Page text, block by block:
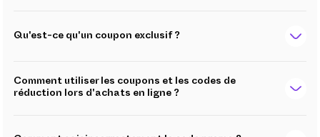
Qu'est-ce qu'un coupon exclusif ?
Comment utiliser les coupons et les codes de
réduction lors d'achats en ligne ?